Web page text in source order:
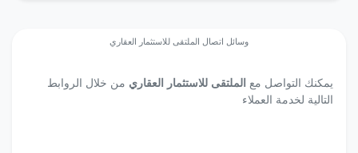
وسائل اتصال الملتقى للاستثمار العقاري
يمكنك التواصل مع الملتقى للاستثمار العقاري من خلال الروابط
التالية لخدمة العملاء